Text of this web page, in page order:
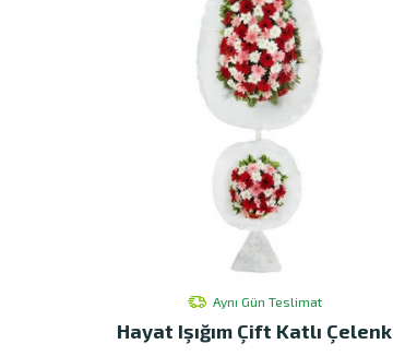
Aynı Gün Teslimat
Hayat Işığım Çift Katlı Çelenk